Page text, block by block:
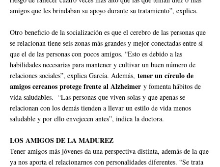
amigos que les brindaban su apoyo durante su tratamiento”, explica.
Otro beneficio de la socialización es que el cerebro de las personas que
se relacionan tiene seis zonas más grandes y mejor conectadas entre sí
que el de las personas con pocos amigos. “Esto es debido a las
habilidades necesarias para mantener y cultivar un buen número de
relaciones sociales”, explica García. Además, tener un círculo de
amigos cercanos protege frente al Alzheimer y fomenta hábitos de
vida saludables. “Las personas que viven solas y que apenas se
relacionan con los demás tienden a llevar un estilo de vida menos
saludable y por ello envejecen antes”, indica la doctora.
LOS AMIGOS DE LA MADUREZ
Tener amigos más jóvenes da una perspectiva distinta, además de la que
ya nos aporta el relacionarnos con personalidades diferentes. “Se trata